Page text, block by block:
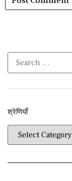
श्रेणियाँ​​